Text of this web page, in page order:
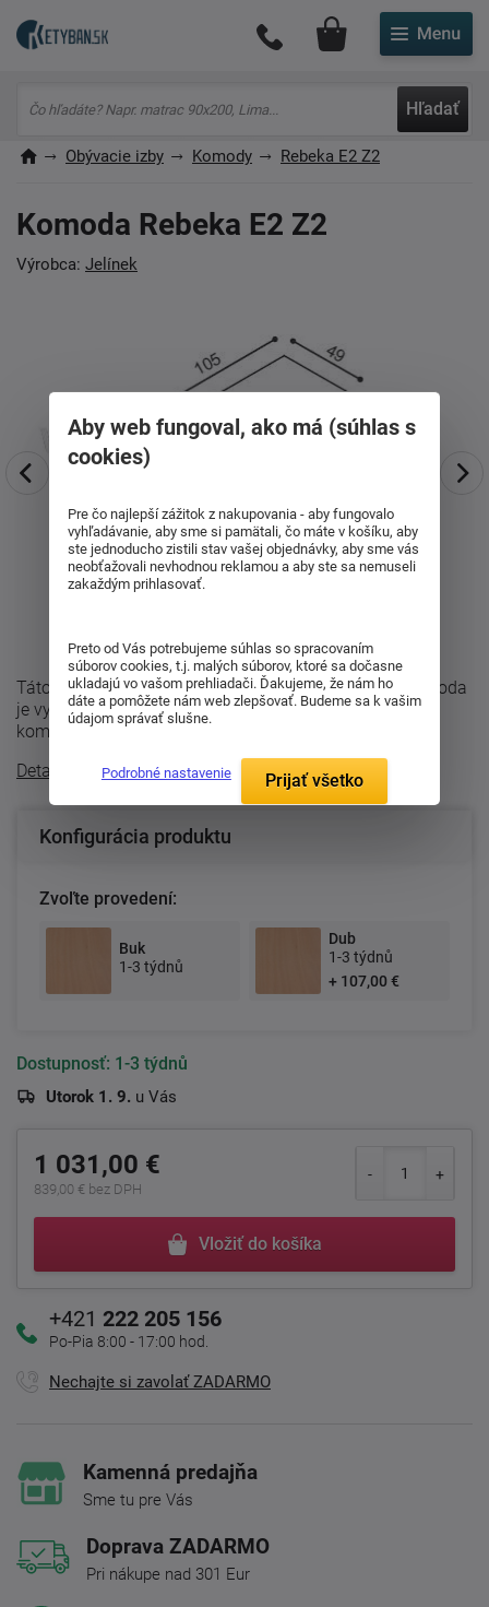
Hľadať
Môj účet
Obývacie izby Komody Rebeka E2 Z2
Komoda Rebeka E2 Z2
Výrobca: Jelínek
Táto komoda z rady REBEKA má 2 veľké zásuvky. Komoda
je vyrábaná v rozmeroch 49 x 105 x 48 cm. Zásuvky u
komôd sú vybavené pneumatickými ...
Detailný popis
Konfigurácia produktu
Zvoľte provedení:
Buk
1-3 týdnů
Dub
1-3 týdnů
+ 107,00 €
Dostupnosť: 1-3 týdnů
Utorok 1. 9. u Vás
1 031,00 €
839,00 € bez DPH
Vložiť do košíka
+421 222 205 156
Po-Pia 8:00 - 17:00 hod.
Nechajte si zavolať ZADARMO
Kamenná predajňa
Sme tu pre Vás
Doprava ZADARMO
Pri nákupe nad 301 Eur
Aby web fungoval, ako má (súhlas s
cookies)
Pre čo najlepší zážitok z nakupovania - aby fungovalo
vyhľadávanie, aby sme si pamätali, čo máte v košíku, aby
ste jednoducho zistili stav vašej objednávky, aby sme vás
neobťažovali nevhodnou reklamou a aby ste sa nemuseli
zakaždým prihlasovať.
Preto od Vás potrebujeme súhlas so spracovaním
súborov cookies, t.j. malých súborov, ktoré sa dočasne
ukladajú vo vašom prehliadači. Ďakujeme, že nám ho
dáte a pomôžete nám web zlepšovať. Budeme sa k vašim
údajom správať slušne.
Podrobné nastavenie Prijať všetko